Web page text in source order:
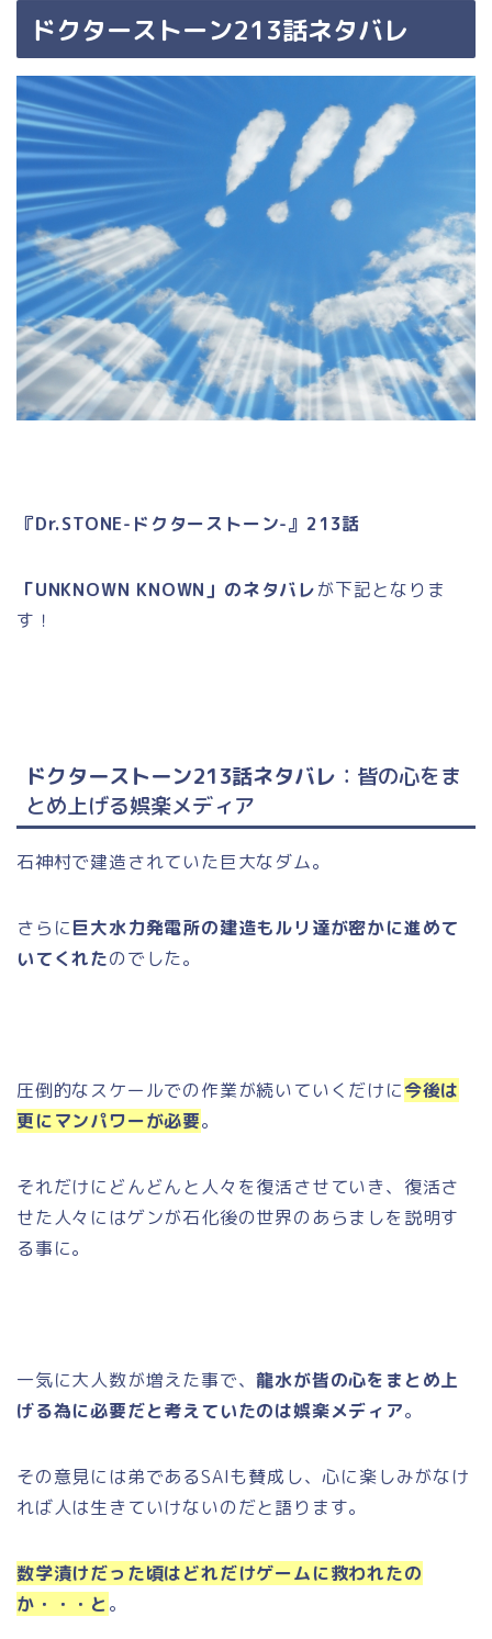
ドクターストーン213話ネタバレ
『Dr.STONE-ドクターストーン-』213話
「UNKNOWN KNOWN」のネタバレが下記となりま
す！
ドクターストーン213話ネタバレ ：皆の心をま
とめ上げる娯楽メディア
石神村で建造されていた巨大なダム。
さらに巨大水力発電所の建造もルリ達が密かに進めて
いてくれたのでした。
圧倒的なスケールでの作業が続いていくだけに今後は
更にマンパワーが必要。
それだけにどんどんと人々を復活させていき、復活さ
せた人々にはゲンが石化後の世界のあらましを説明す
る事に。
一気に大人数が増えた事で、龍水が皆の心をまとめ上
げる為に必要だと考えていたのは娯楽メディア。
その意見には弟であるSAIも賛成し、心に楽しみがなけ
れば人は生きていけないのだと語ります。
数学漬けだった頃はどれだけゲームに救われたの
か・・・と 。